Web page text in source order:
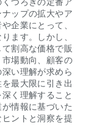
ップの拡大やア
企業にとって、
ます。しかし、
割高な価格で販
場動向、顧客の
い理解が求めら
最大限に引き出
く理解すること
情報に基づいた
ントと洞察を提